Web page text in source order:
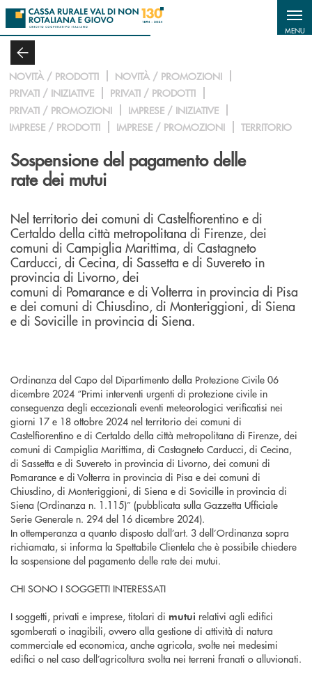
Salta al contenuto principale
MENU
NOVITÀ / PRODOTTI
NOVITÀ / PROMOZIONI
PRIVATI / INIZIATIVE
PRIVATI / PRODOTTI
PRIVATI / PROMOZIONI
IMPRESE / INIZIATIVE
IMPRESE / PRODOTTI
IMPRESE / PROMOZIONI TERRITORIO
Sospensione del pagamento delle
rate dei mutui
Nel territorio dei comuni di Castelfiorentino e di
Certaldo della città metropolitana di Firenze, dei
comuni di Campiglia Marittima, di Castagneto
Carducci, di Cecina, di Sassetta e di Suvereto in
provincia di Livorno, dei
comuni di Pomarance e di Volterra in provincia di Pisa
e dei comuni di Chiusdino, di Monteriggioni, di Siena
e di Sovicille in provincia di Siena.
Ordinanza del Capo del Dipartimento della Protezione Civile 06
dicembre 2024 “Primi interventi urgenti di protezione civile in
conseguenza degli eccezionali eventi meteorologici verificatisi nei
giorni 17 e 18 ottobre 2024 nel territorio dei comuni di
Castelfiorentino e di Certaldo della città metropolitana di Firenze, dei
comuni di Campiglia Marittima, di Castagneto Carducci, di Cecina,
di Sassetta e di Suvereto in provincia di Livorno, dei comuni di
Pomarance e di Volterra in provincia di Pisa e dei comuni di
Chiusdino, di Monteriggioni, di Siena e di Sovicille in provincia di
Siena (Ordinanza n. 1.115)” (pubblicata sulla Gazzetta Ufficiale
Serie Generale n. 294 del 16 dicembre 2024).
In ottemperanza a quanto disposto dall’art. 3 dell’Ordinanza sopra
richiamata, si informa la Spettabile Clientela che è possibile chiedere
la sospensione del pagamento delle rate dei mutui.
CHI SONO I SOGGETTI INTERESSATI
I soggetti, privati e imprese, titolari di mutui relativi agli edifici
sgomberati o inagibili, ovvero alla gestione di attività di natura
commerciale ed economica, anche agricola, svolte nei medesimi
edifici o nel caso dell’agricoltura svolta nei terreni franati o alluvionati.